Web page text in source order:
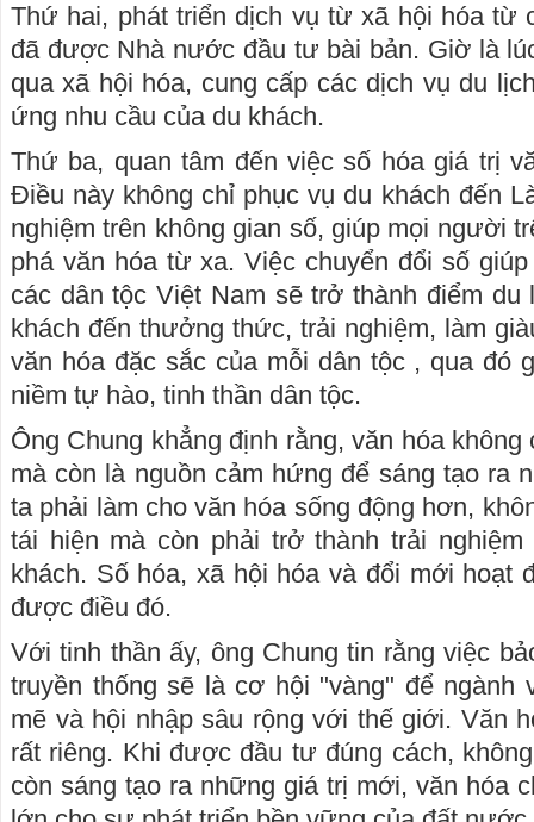
Thứ hai, phát triển dịch vụ từ xã hội hóa từ
đã được Nhà nước đầu tư bài bản. Giờ là
qua xã hội hóa, cung cấp các dịch vụ du
ứng nhu cầu của du khách.
Thứ ba, quan tâm đến việc số hóa giá trị
Điều này không chỉ phục vụ du khách đến
nghiệm trên không gian số, giúp mọi người
phá văn hóa từ xa. Việc chuyển đổi số
các dân tộc Việt Nam sẽ trở thành điểm
khách đến thưởng thức, trải nghiệm, làm
văn hóa đặc sắc của mỗi dân tộc , qua đó
niềm tự hào, tinh thần dân tộc.
Ông Chung khẳng định rằng, văn hóa
mà còn là nguồn cảm hứng để sáng tạo ra
ta phải làm cho văn hóa sống động hơn,
tái hiện mà còn phải trở thành trải
khách. Số hóa, xã hội hóa và đổi mới hoạt
được điều đó.
Với tinh thần ấy, ông Chung tin rằng việc
truyền thống sẽ là cơ hội "vàng" để ngành
mẽ và hội nhập sâu rộng với thế giới. Văn
rất riêng. Khi được đầu tư đúng cách,
còn sáng tạo ra những giá trị mới, văn hóa